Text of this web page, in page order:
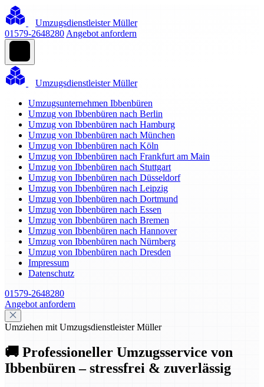
Umzugsdienstleister Müller
01579-2648280 Angebot anfordern
Umzugsdienstleister Müller
Umzugsunternehmen Ibbenbüren
Umzug von Ibbenbüren nach Berlin
Umzug von Ibbenbüren nach Hamburg
Umzug von Ibbenbüren nach München
Umzug von Ibbenbüren nach Köln
Umzug von Ibbenbüren nach Frankfurt am Main
Umzug von Ibbenbüren nach Stuttgart
Umzug von Ibbenbüren nach Düsseldorf
Umzug von Ibbenbüren nach Leipzig
Umzug von Ibbenbüren nach Dortmund
Umzug von Ibbenbüren nach Essen
Umzug von Ibbenbüren nach Bremen
Umzug von Ibbenbüren nach Hannover
Umzug von Ibbenbüren nach Nürnberg
Umzug von Ibbenbüren nach Dresden
Impressum
Datenschutz
01579-2648280
Angebot anfordern
Umziehen mit Umzugsdienstleister Müller
🚚 Professioneller Umzugsservice von
Ibbenbüren – stressfrei & zuverlässig